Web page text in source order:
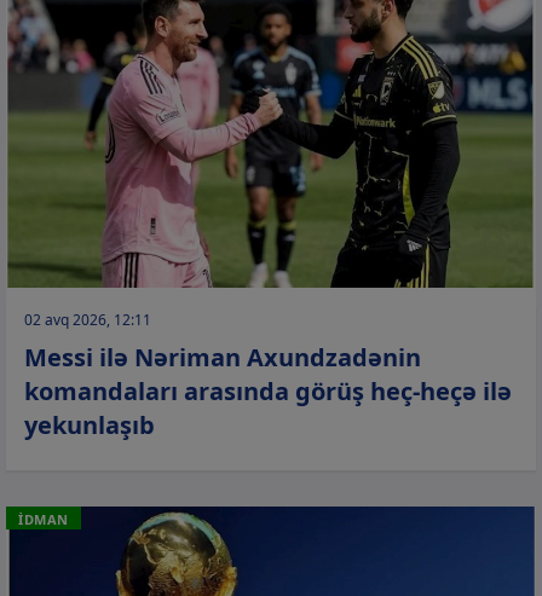
02 avq 2026, 12:11
Messi ilə Nəriman Axundzadənin
komandaları arasında görüş heç-heçə ilə
yekunlaşıb
İDMAN